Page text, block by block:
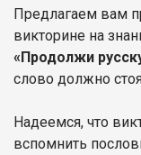
Предлагаем вам
викторине на
«Продолжи
слово должно
Надеемся, что
вспомнить